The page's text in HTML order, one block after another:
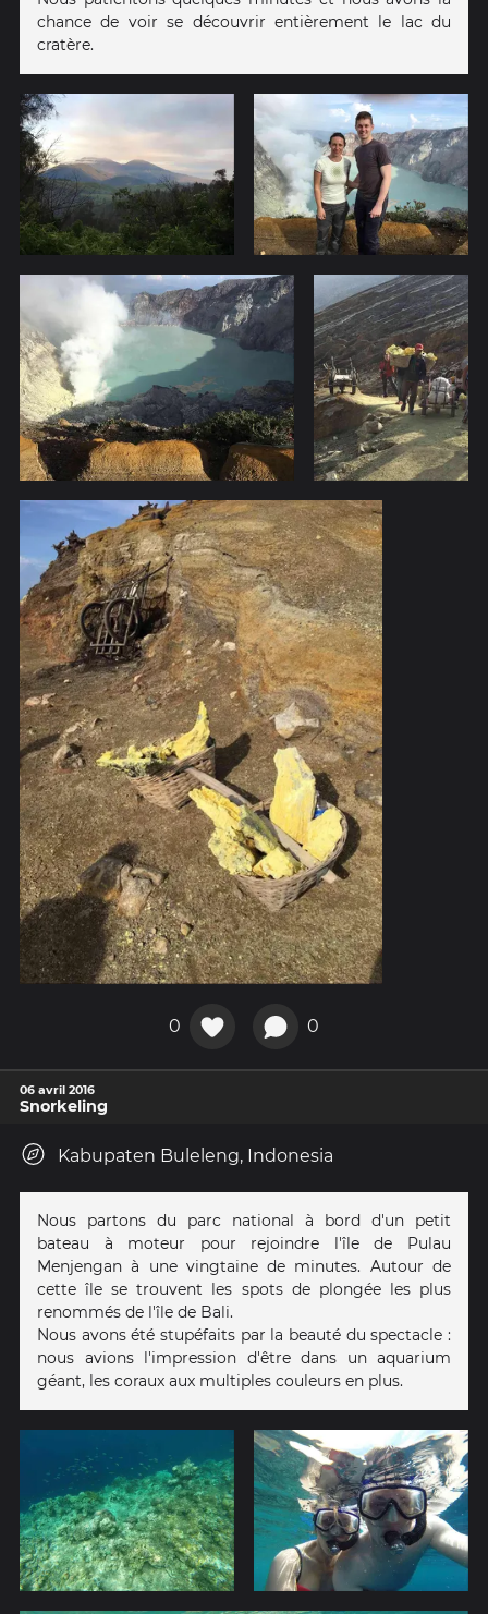
chance de voir se découvrir entièrement le lac du
cratère.
0 0
06 avril 2016
Snorkeling
Kabupaten Buleleng, Indonesia
Nous partons du parc national à bord d'un petit
bateau à moteur pour rejoindre l'île de Pulau
Menjengan à une vingtaine de minutes. Autour de
cette île se trouvent les spots de plongée les plus
renommés de l'île de Bali.
Nous avons été stupéfaits par la beauté du spectacle :
nous avions l'impression d'être dans un aquarium
géant, les coraux aux multiples couleurs en plus.